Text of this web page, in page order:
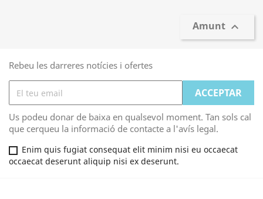
Amunt 
Rebeu les darreres notícies i ofertes
Us podeu donar de baixa en qualsevol moment. Tan sols cal
que cerqueu la informació de contacte a l'avís legal.
Enim quis fugiat consequat elit minim nisi eu occaecat
occaecat deserunt aliquip nisi ex deserunt.